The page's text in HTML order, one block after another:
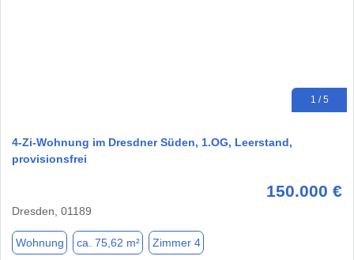
1 / 5
4-Zi-Wohnung im Dresdner Süden, 1.OG, Leerstand,
provisionsfrei
150.000 €
Dresden, 01189
Wohnung ca. 75,62 m² Zimmer 4